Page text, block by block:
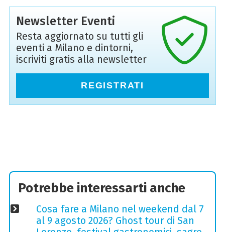
Newsletter Eventi
Resta aggiornato su tutti gli
eventi a Milano e dintorni,
iscriviti gratis alla newsletter
REGISTRATI
Potrebbe interessarti anche
Cosa fare a Milano nel weekend dal 7
al 9 agosto 2026? Ghost tour di San